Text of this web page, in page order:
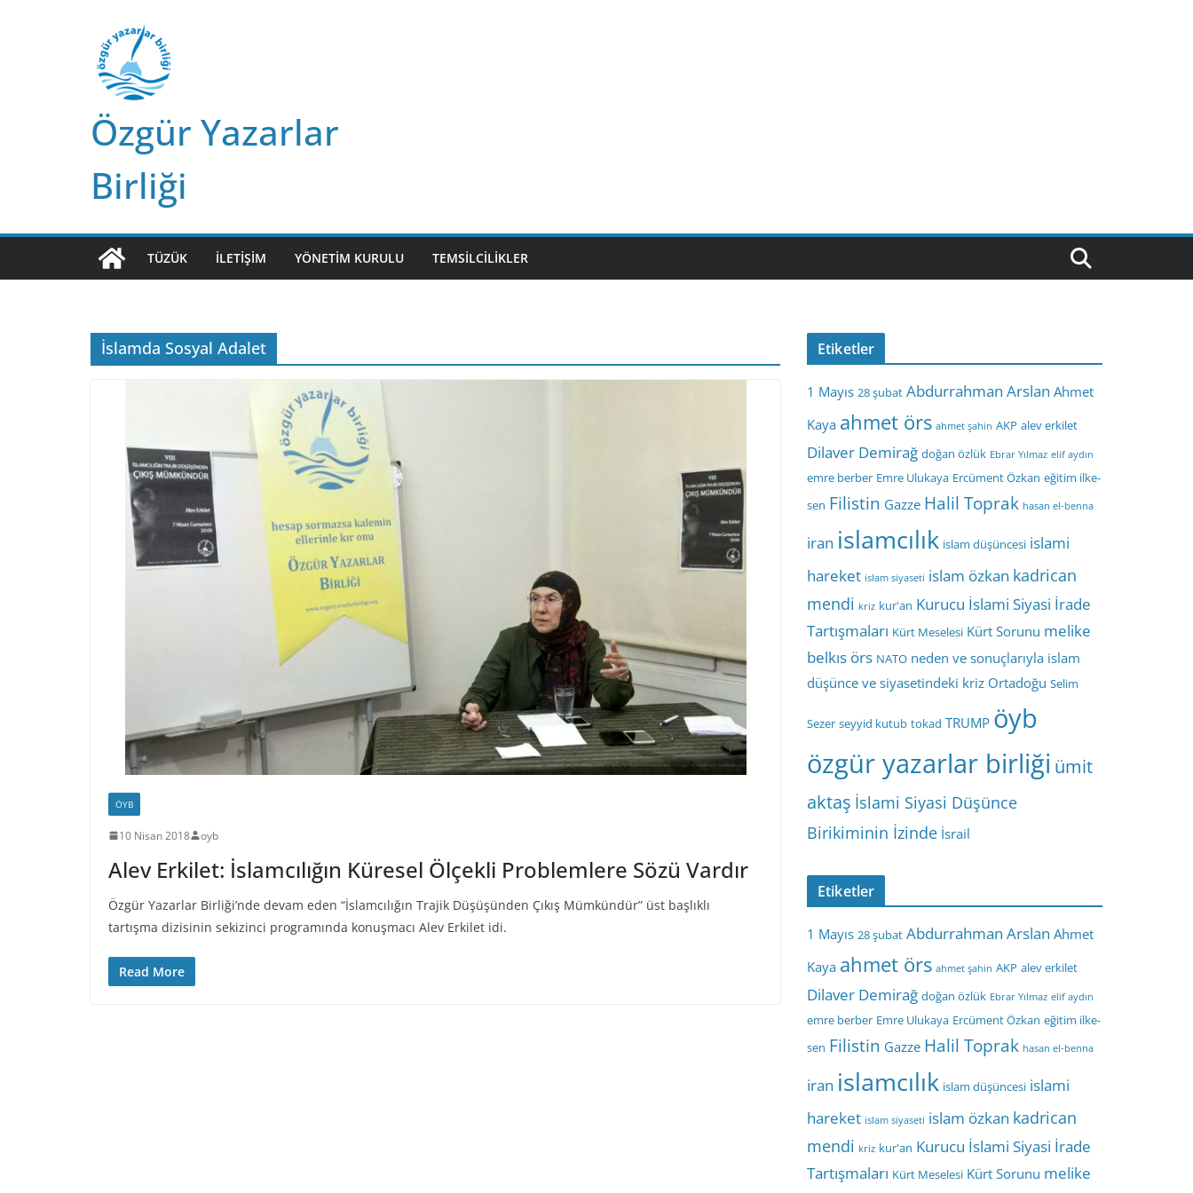
Özgür Yazarlar
Birliği
TÜZÜK İLETIŞIM YÖNETIM KURULU TEMSILCILIKLER
İslamda Sosyal Adalet
ÖYB
10 Nisan 2018 oyb
Alev Erkilet: İslamcılığın Küresel Ölçekli Problemlere Sözü Vardır
Özgür Yazarlar Birliği’nde devam eden “İslamcılığın Trajik Düşüşünden Çıkış Mümkündür” üst başlıklı
tartışma dizisinin sekizinci programında konuşmacı Alev Erkilet idi.
Read More
Etiketler
1 Mayıs 28 şubat Abdurrahman Arslan Ahmet
Kaya ahmet örs ahmet şahin AKP alev erkilet
Dilaver Demirağ doğan özlük Ebrar Yılmaz elif aydın
emre berber Emre Ulukaya Ercüment Özkan eğitim ilke-
sen Filistin Gazze Halil Toprak hasan el-benna
iran islamcılık islam düşüncesi islami
hareket islam siyaseti islam özkan kadrican
mendi kriz kur'an Kurucu İslami Siyasi İrade
Tartışmaları Kürt Meselesi Kürt Sorunu melike
belkıs örs NATO neden ve sonuçlarıyla islam
düşünce ve siyasetindeki kriz Ortadoğu Selim
Sezer seyyid kutub tokad TRUMP öyb
özgür yazarlar birliği ümit
aktaş İslami Siyasi Düşünce
Birikiminin İzinde İsrail
Etiketler
1 Mayıs 28 şubat Abdurrahman Arslan Ahmet
Kaya ahmet örs ahmet şahin AKP alev erkilet
Dilaver Demirağ doğan özlük Ebrar Yılmaz elif aydın
emre berber Emre Ulukaya Ercüment Özkan eğitim ilke-
sen Filistin Gazze Halil Toprak hasan el-benna
iran islamcılık islam düşüncesi islami
hareket islam siyaseti islam özkan kadrican
mendi kriz kur'an Kurucu İslami Siyasi İrade
Tartışmaları Kürt Meselesi Kürt Sorunu melike